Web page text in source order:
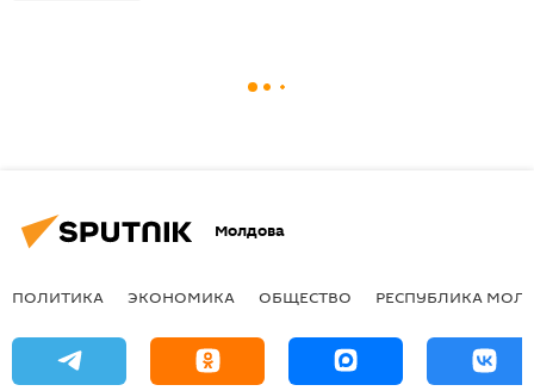
Молдова
ПОЛИТИКА ЭКОНОМИКА ОБЩЕСТВО РЕСПУБЛИКА